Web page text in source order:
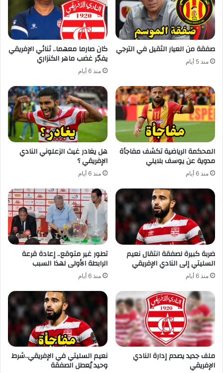
صفقة من العيار الثقيل في الترجي
منذ 5 أيام
كان صارما معهما.. ثنائي الإفريقي
يفجّر غضب ماهر الكنزاري
منذ 6 أيام
المحكمة الرياضية تكشف مفاجأة
مدوية عن يوسف بلايلي
منذ 6 أيام
هل يغادر غيث الزعلوني النادي
الإفريقي ؟
منذ 6 أيام
ضربة كبيرة لصفقة انتقال نعيم
السليتي إلى النادي الإفريقي
منذ 6 أيام
تطور غير متوقع.. إعادة قرعة
الرابطة الأولى لهذا السبب
منذ 6 أيام
ملف جديد يصدم إدارة النادي
الإفريقي
نعيم السليتي في الإفريقي..شرط
وحيد يُعطل الصفقة